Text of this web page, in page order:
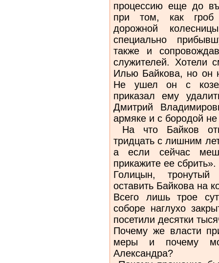
процессию еще до
при том, как гроб
дорожной
специально
также и
служителей. Хотели
Илью Байкова, но он
Не ушел он с
приказал ему
Дмитрий
армяке и с бородой
На что Байков
тридцать с лишним
а если сейчас
прикажите ее сбрить».
Голицын, тронутый
оставить Байкова на
Всего лишь трое
соборе наглухо
посетили десятки
Почему же власти
меры и почему
Александра?